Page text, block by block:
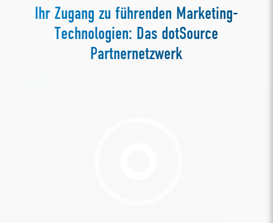
Ihr Zugang zu führenden Marketing-
Technologien: Das dotSource
Partnernetzwerk